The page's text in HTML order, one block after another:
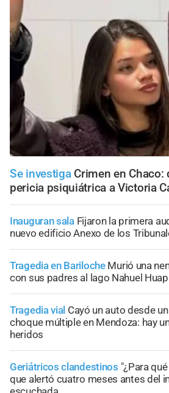
Se investiga Crimen en
pericia psiquiátrica a Victoria
Inauguran sala Fijaron la primera
nuevo edificio Anexo de los
Tragedia en Bariloche Murió una
con sus padres al lago Nahuel
Tragedia vial Cayó un auto desde
choque múltiple en Mendoza: hay
heridos
Geriátricos clandestinos "¿Para
que alertó cuatro meses antes del